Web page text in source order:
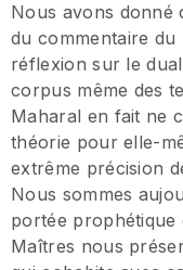
Nous avons donné
du commentaire
réflexion sur le
corpus même des
Maharal en fait ne
théorie pour elle-
extrême précision
Nous sommes
portée prophétique
Maîtres nous